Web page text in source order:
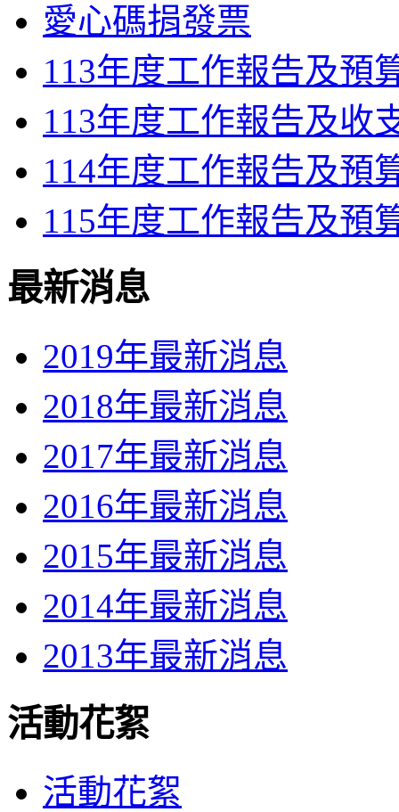
愛心碼捐發票
113年度工作報告及預
113年度工作報告及收
114年度工作報告及預
115年度工作報告及預
最新消息
2019年最新消息
2018年最新消息
2017年最新消息
2016年最新消息
2015年最新消息
2014年最新消息
2013年最新消息
活動花絮
活動花絮